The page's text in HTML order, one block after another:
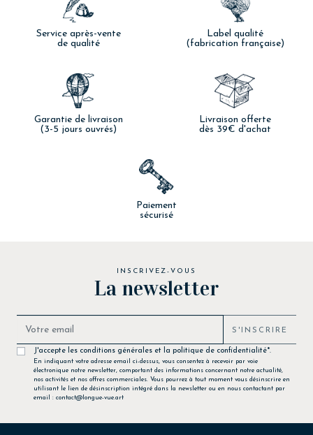
Service après-vente
de qualité
Label qualité
(fabrication française)
Garantie de livraison
(3-5 jours ouvrés)
Livraison offerte
dès 39€ d'achat
Paiement
sécurisé
INSCRIVEZ-VOUS
La newsletter
S'INSCRIRE
J'accepte les conditions générales et la politique de confidentialité*.
En indiquant votre adresse email ci-dessus, vous consentez à recevoir par voie
électronique notre newsletter, comportant des informations concernant notre actualité,
nos activités et nos offres commerciales. Vous pourrez à tout moment vous désinscrire en
utilisant le lien de désinscription intégré dans la newsletter ou en nous contactant par
email : contact@longue-vue.art